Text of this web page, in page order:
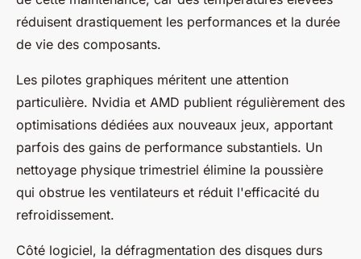
réduisent drastiquement les performances et la durée
de vie des composants.
Les pilotes graphiques méritent une attention
particulière. Nvidia et AMD publient régulièrement des
optimisations dédiées aux nouveaux jeux, apportant
parfois des gains de performance substantiels. Un
nettoyage physique trimestriel élimine la poussière
qui obstrue les ventilateurs et réduit l'efficacité du
refroidissement.
Côté logiciel, la défragmentation des disques durs